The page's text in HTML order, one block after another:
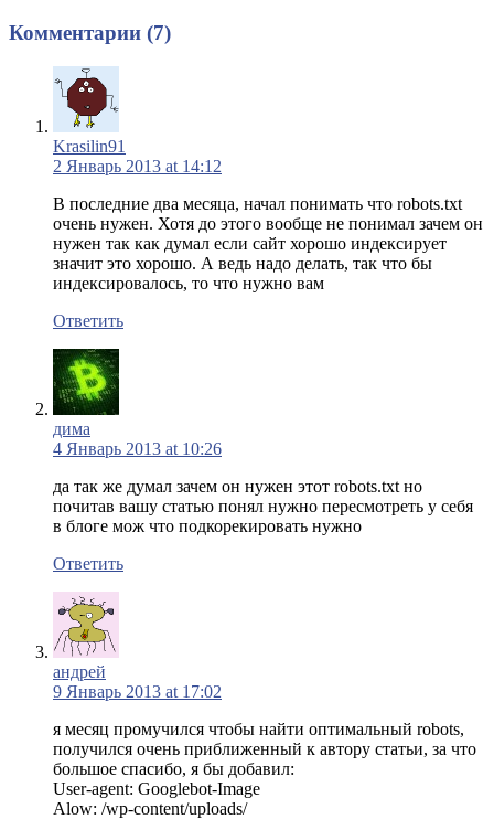
Комментарии (7)
Krasilin91
2 Январь 2013 at 14:12
В последние два месяца, начал понимать что robots.txt
очень нужен. Хотя до этого вообще не понимал зачем он
нужен так как думал если сайт хорошо индексирует
значит это хорошо. А ведь надо делать, так что бы
индексировалось, то что нужно вам
Ответить
дима
4 Январь 2013 at 10:26
да так же думал зачем он нужен этот robots.txt но
почитав вашу статью понял нужно пересмотреть у себя
в блоге мож что подкорекировать нужно
Ответить
андрей
9 Январь 2013 at 17:02
я месяц промучился чтобы найти оптимальный robots,
получился очень приближенный к автору статьи, за что
большое спасибо, я бы добавил:
User-agent: Googlebot-Image
Alow: /wp-content/uploads/